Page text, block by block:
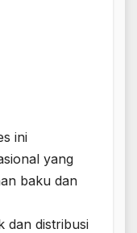
ini
yang
baku dan
dan distribusi